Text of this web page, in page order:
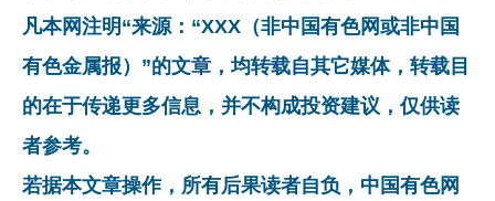
凡本网注明“来源：“XXX（非中国有色网或非中国
有色金属报）”的文章，均转载自其它媒体，转载目
的在于传递更多信息，并不构成投资建议，仅供读
者参考。
若据本文章操作，所有后果读者自负，中国有色网